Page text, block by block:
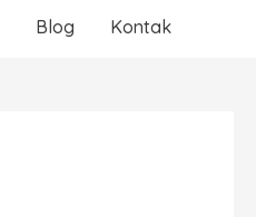
Blog Kontak